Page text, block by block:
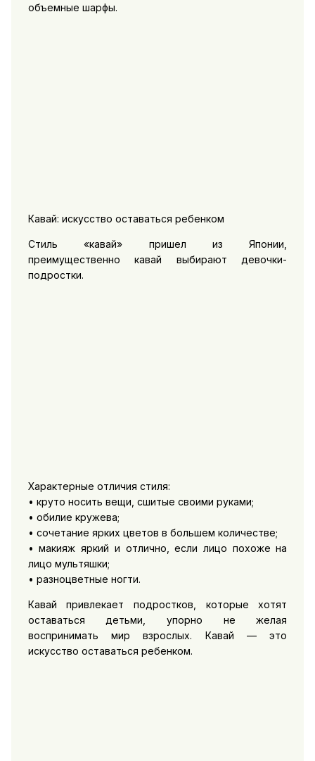
объемные шарфы.
Кавай: искусство оставаться ребенком
Стиль «кавай» пришел из Японии,
преимущественно кавай выбирают девочки-
подростки.
Характерные отличия стиля:
• круто носить вещи, сшитые своими руками;
• обилие кружева;
• сочетание ярких цветов в большем количестве;
• макияж яркий и отлично, если лицо похоже на
лицо мультяшки;
• разноцветные ногти.
Кавай привлекает подростков, которые хотят
оставаться детьми, упорно не желая
воспринимать мир взрослых. Кавай — это
искусство оставаться ребенком.